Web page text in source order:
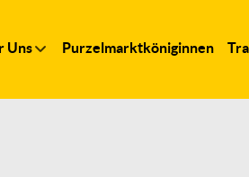
Uns Purzelmarktköniginnen